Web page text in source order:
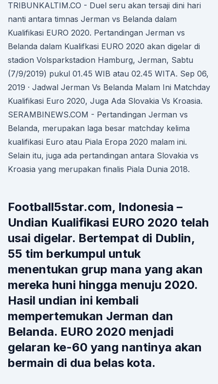
TRIBUNKALTIM.CO - Duel seru akan tersaji dini hari
nanti antara timnas Jerman vs Belanda dalam
Kualifikasi EURO 2020. Pertandingan Jerman vs
Belanda dalam Kualifkasi EURO 2020 akan digelar di
stadion Volsparkstadion Hamburg, Jerman, Sabtu
(7/9/2019) pukul 01.45 WIB atau 02.45 WITA. Sep 06,
2019 · Jadwal Jerman Vs Belanda Malam Ini Matchday
Kualifikasi Euro 2020, Juga Ada Slovakia Vs Kroasia.
SERAMBINEWS.COM - Pertandingan Jerman vs
Belanda, merupakan laga besar matchday kelima
kualifikasi Euro atau Piala Eropa 2020 malam ini.
Selain itu, juga ada pertandingan antara Slovakia vs
Kroasia yang merupakan finalis Piala Dunia 2018.
Football5star.com, Indonesia –
Undian Kualifikasi EURO 2020 telah
usai digelar. Bertempat di Dublin,
55 tim berkumpul untuk
menentukan grup mana yang akan
mereka huni hingga menuju 2020.
Hasil undian ini kembali
mempertemukan Jerman dan
Belanda. EURO 2020 menjadi
gelaran ke-60 yang nantinya akan
bermain di dua belas kota.